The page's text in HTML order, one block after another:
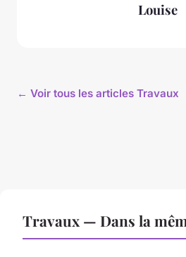
Louise
← Voir tous les articles Travaux
Travaux — Dans la